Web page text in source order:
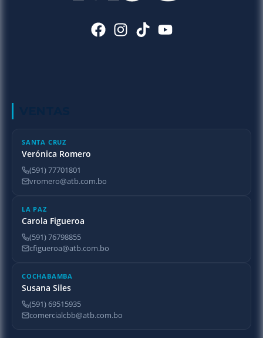
SANTA CRUZ
Verónica Romero
(591) 77701801
vromero@atb.com.bo
LA PAZ
Carola Figueroa
(591) 76798855
cfigueroa@atb.com.bo
COCHABAMBA
Susana Siles
(591) 69515935
comercialcbb@atb.com.bo